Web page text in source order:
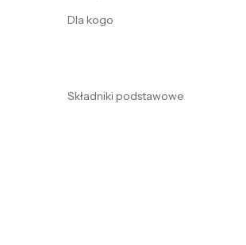
Dla kogo
Składniki podstawowe